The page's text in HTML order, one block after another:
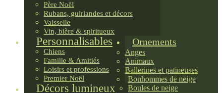
Père Noël
Rubans, guirlandes et décors
Vaisselle
Vin, bière & spiritueux
Personnalisables
Chiens
Famille & Amitiés
Loisirs et professions
Premier Noël
Décors lumineux
Ornements
Anges
Animaux
Ballerines et patineuses
Bonhommes de neige
Boules de neige